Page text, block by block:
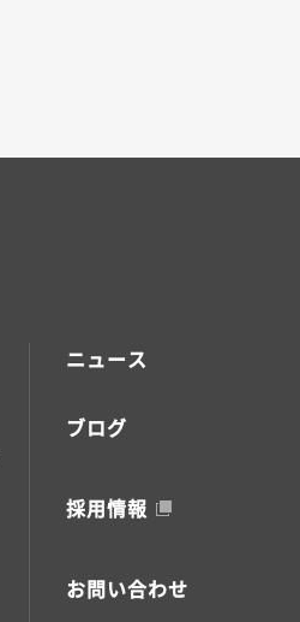
ニュース
ブログ
採用情報
お問い合わせ